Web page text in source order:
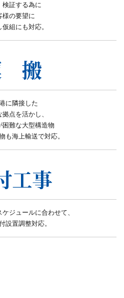
検証する為に
様の要望に
組にも対応。
に隣接した
点を活かし、
困難な大型構造物
も海上輸送で対応。
ジュールに合わせて、
設置調整対応。